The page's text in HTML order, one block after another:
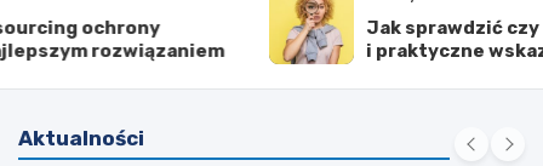
Jak sprawdzić czy mąż mnie zdradza – test
i praktyczne wskazówki
Aktualności